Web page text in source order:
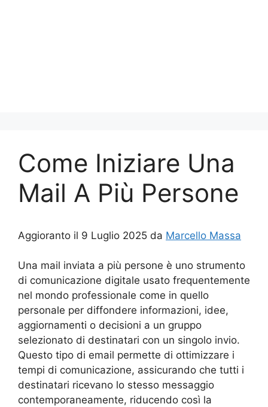
Come Iniziare Una
Mail A Più Persone
Aggioranto il 9 Luglio 2025 da Marcello Massa
Una mail inviata a più persone è uno strumento
di comunicazione digitale usato frequentemente
nel mondo professionale come in quello
personale per diffondere informazioni, idee,
aggiornamenti o decisioni a un gruppo
selezionato di destinatari con un singolo invio.
Questo tipo di email permette di ottimizzare i
tempi di comunicazione, assicurando che tutti i
destinatari ricevano lo stesso messaggio
contemporaneamente, riducendo così la